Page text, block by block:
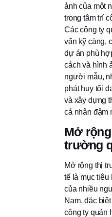
ảnh của một
trong tâm trí
Các công ty
vấn kỹ càng,
dự án phù
cách và hình
người mẫu,
phát huy tối
và xây dựng
cá nhân đậm
Mở
trường
Mở rộng thị
tế là mục
của nhiều
Nam, đặc
công ty quản